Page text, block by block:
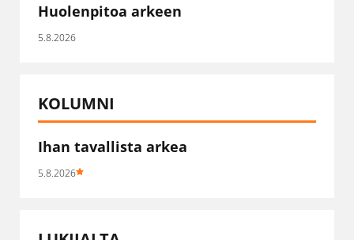
Huolenpitoa arkeen
5.8.2026
KOLUMNI
Ihan tavallista arkea
5.8.2026